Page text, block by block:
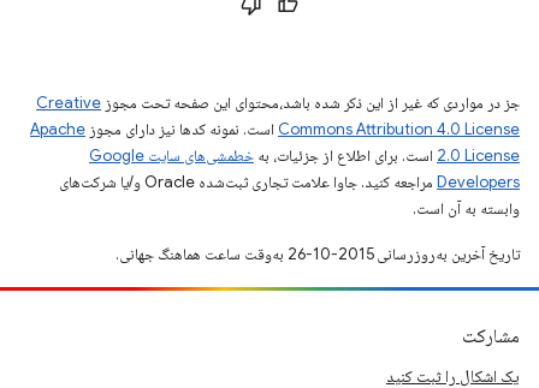
جز در مواردی که غیر از این ذکر شده باشد،‌محتوای این صفحه تحت مجوز Creative
Commons Attribution 4.0 License است. نمونه کدها نیز دارای مجوز Apache
2.0 License است. برای اطلاع از جزئیات، به
خطمشی‌های سایت Google
Developers‏
مراجعه کنید. جاوا علامت تجاری ثبت‌شده Oracle و/یا شرکت‌های
وابسته به آن است.
تاریخ آخرین به‌روزرسانی 2015-10-26 به‌وقت ساعت هماهنگ جهانی.
مشارکت
یک اشکال را ثبت کنید